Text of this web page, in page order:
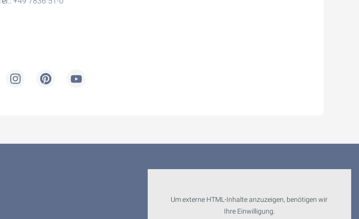
Um externe HTML-Inhalte anzuzeigen, benötigen wir
Ihre Einwilligung.